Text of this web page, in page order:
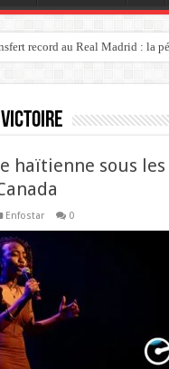
record au Real Madrid : la
VICTOIRE
haïtienne sous
Enfostar 0